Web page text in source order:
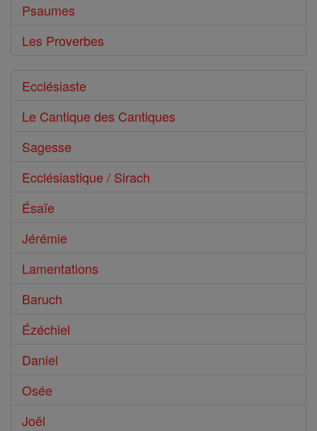
Psaumes
Les Proverbes
Ecclésiaste
Le Cantique des Cantiques
Sagesse
Ecclésiastique / Sirach
Ésaïe
Jérémie
Lamentations
Baruch
Ézéchiel
Daniel
Osée
Joël